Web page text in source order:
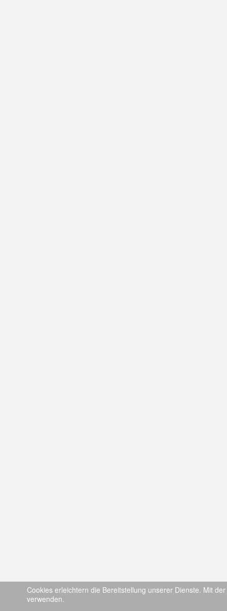
Cookies erleichtern die Bereitstellung unserer Dienste. Mit
verwenden.